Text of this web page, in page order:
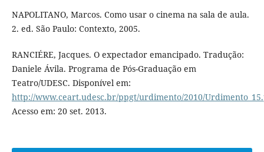
NAPOLITANO, Marcos. Como usar o cinema na sala de aula.
2. ed. São Paulo: Contexto, 2005.
RANCIÉRE, Jacques. O expectador emancipado. Tradução:
Daniele Ávila. Programa de Pós-Graduação em
Teatro/UDESC. Disponível em:
http://www.ceart.udesc.br/ppgt/urdimento/2010/
Acesso em: 20 set. 2013.